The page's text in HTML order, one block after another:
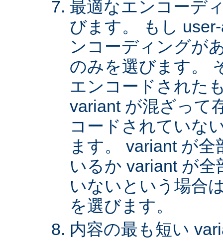
最適なエンコーデ
びます。 もし
ンコーディングが
のみを選びます。
エンコードされた
variant が混ざって
コードされていな
ます。 variant が
いるか variant が
いないという場合
を選びます。
内容の最も短い